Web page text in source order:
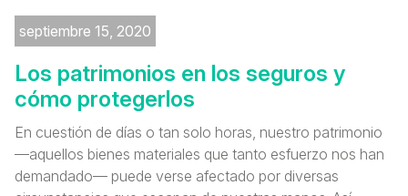
septiembre 15, 2020
Los patrimonios en los seguros y
cómo protegerlos
En cuestión de días o tan solo horas, nuestro patrimonio
—aquellos bienes materiales que tanto esfuerzo nos han
demandado— puede verse afectado por diversas